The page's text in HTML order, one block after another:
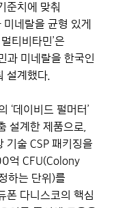
준치에 맞춰
네랄을 균형 있게
티비타민’은
과 미네랄을 한국인
설계했다.
‘데이비드 펄머터’
설계한 제품으로,
기술 CSP 패키징을
억 CFU(Colony
하는 단위)를
폰 다니스코의 핵심